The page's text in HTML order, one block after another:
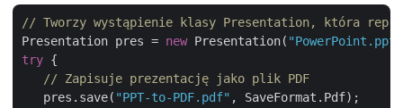
// Tworzy wystąpienie klasy Presentation, która
Presentation pres = new Presentation( "PowerPoint.ppt"
try {
// Zapisuje prezentację jako plik PDF
   pres.save(
"PPT-to-PDF.pdf" , SaveFormat.Pdf);